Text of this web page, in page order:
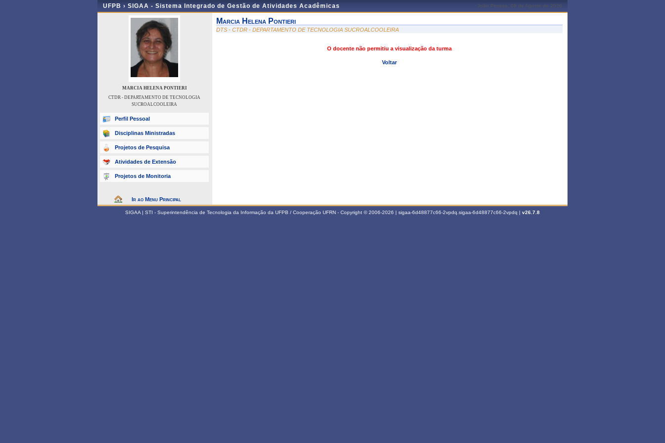
UFPB › SIGAA - Sistema Integrado de Gestão de Atividades Acadêmicas João Pessoa, 08 de Agosto de 2026
MARCIA HELENA PONTIERI
CTDR - DEPARTAMENTO DE TECNOLOGIA
SUCROALCOOLEIRA
Perfil Pessoal
Disciplinas Ministradas
Projetos de Pesquisa
Atividades de Extensão
Projetos de Monitoria
Ir ao Menu Principal
Marcia Helena Pontieri
DTS - CTDR - DEPARTAMENTO DE TECNOLOGIA SUCROALCOOLEIRA
O docente não permitiu a visualização da turma
Voltar
SIGAA | STI - Superintendência de Tecnologia da Informação da UFPB / Cooperação UFRN - Copyright © 2006-2026 | sigaa-6d48877c66-2vpdq.sigaa-6d48877c66-2vpdq | v26.7.8